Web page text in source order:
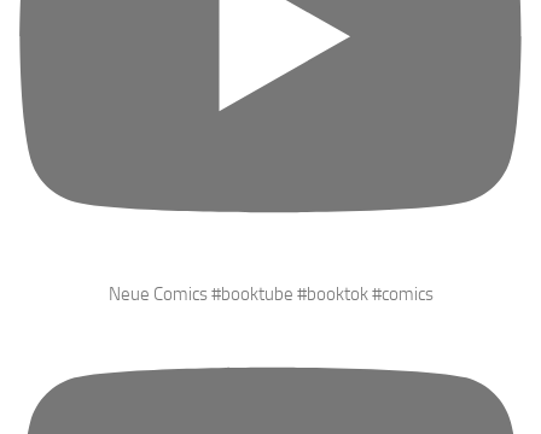
Neue Comics #booktube #booktok #comics